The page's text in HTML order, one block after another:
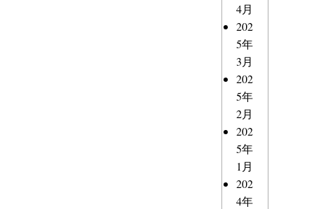
4月
202
5年
3月
202
5年
2月
202
5年
1月
202
4年